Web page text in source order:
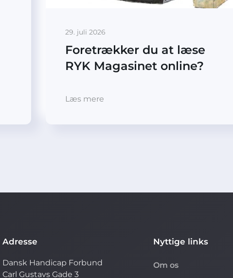
29. juli 2026
Foretrækker du at læse
RYK Magasinet online?
Læs mere
Adresse
Dansk Handicap Forbund
Carl Gustavs Gade 3
Nyttige links
Om os